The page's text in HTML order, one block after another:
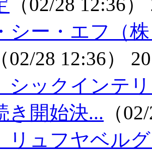
シー・エフ（
（02/28 12:36）
シックインテ
き開始決... （
リュフヤベル